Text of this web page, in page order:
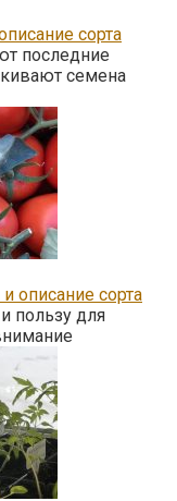
сорта
последние
семена
описание сорта
пользу для